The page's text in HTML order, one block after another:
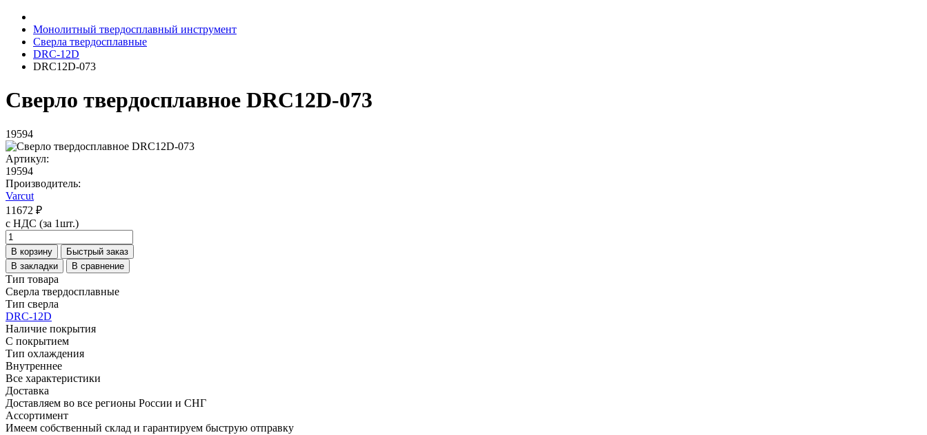
Монолитный твердосплавный инструмент
Сверла твердосплавные
DRC-12D
DRC12D-073
Сверло твердосплавное DRC12D-073
19594
Артикул:
19594
Производитель:
Varcut
11672 ₽
с НДС (за 1шт.)
В корзину
Быстрый заказ
В закладки
В сравнение
Тип товара
Сверла твердосплавные
Тип сверла
DRC-12D
Наличие покрытия
С покрытием
Тип охлаждения
Внутреннее
Все характеристики
Доставка
Доставляем во все регионы России и СНГ
Ассортимент
Имеем собственный склад и гарантируем быструю отправку